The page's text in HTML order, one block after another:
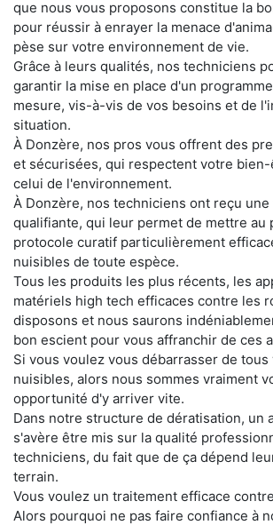
que nous vous proposons constitue la
pour réussir à enrayer la menace
pèse sur votre environnement de vie.
Grâce à leurs qualités, nos techniciens
garantir la mise en place d'un
mesure, vis-à-vis de vos besoins et de
situation.
À Donzère, nos pros vous offrent des
et sécurisées, qui respectent votre
celui de l'environnement.
À Donzère, nos techniciens ont reçu
qualifiante, qui leur permet de mettre au
protocole curatif particulièrement
nuisibles de toute espèce.
Tous les produits les plus récents, les
matériels high tech efficaces contre les
disposons et nous saurons
bon escient pour vous affranchir de ces
Si vous voulez vous débarrasser de tous
nuisibles, alors nous sommes vraiment
opportunité d'y arriver vite.
Dans notre structure de dératisation, un
s'avère être mis sur la qualité
techniciens, du fait que de ça dépend
terrain.
Vous voulez un traitement efficace
Alors pourquoi ne pas faire confiance à